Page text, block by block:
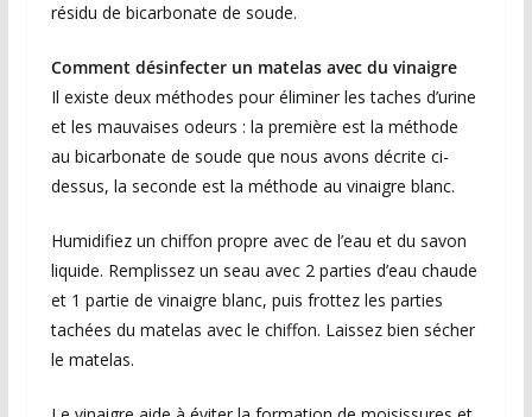
résidu de bicarbonate de soude.
Comment désinfecter un matelas avec du vinaigre
Il existe deux méthodes pour éliminer les taches d’urine
et les mauvaises odeurs : la première est la méthode
au bicarbonate de soude que nous avons décrite ci-
dessus, la seconde est la méthode au vinaigre blanc.
Humidifiez un chiffon propre avec de l’eau et du savon
liquide. Remplissez un seau avec 2 parties d’eau chaude
et 1 partie de vinaigre blanc, puis frottez les parties
tachées du matelas avec le chiffon. Laissez bien sécher
le matelas.